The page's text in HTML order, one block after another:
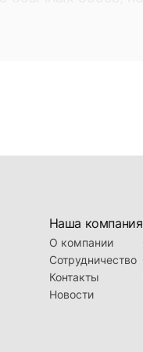
Наша компания
О компании
Сотрудничество
Контакты
Новости